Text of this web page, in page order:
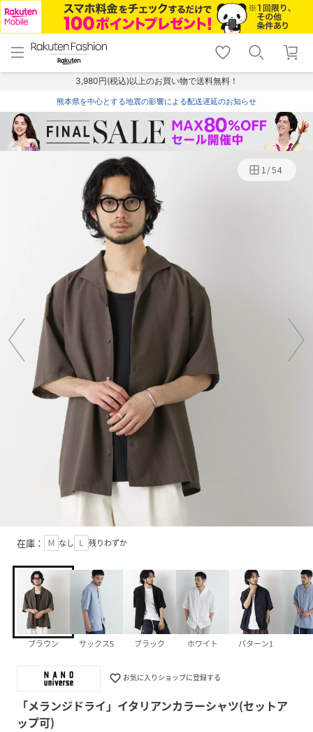
menu home
トップ
shopping_cart lock_outline
ログイン
3,980円(税込)以上のお買い物で送料無料！
熊本県を中心とする地震の影響による配送遅延のお知らせ
1/54
在庫： Ｍ なし Ｌ 残りわずか
ブラウン サックス5 ブラック ホワイト パターン1
favorite_border お気に入りショップに登録する
「メランジドライ」イタリアンカラーシャツ(セットア
ップ可)